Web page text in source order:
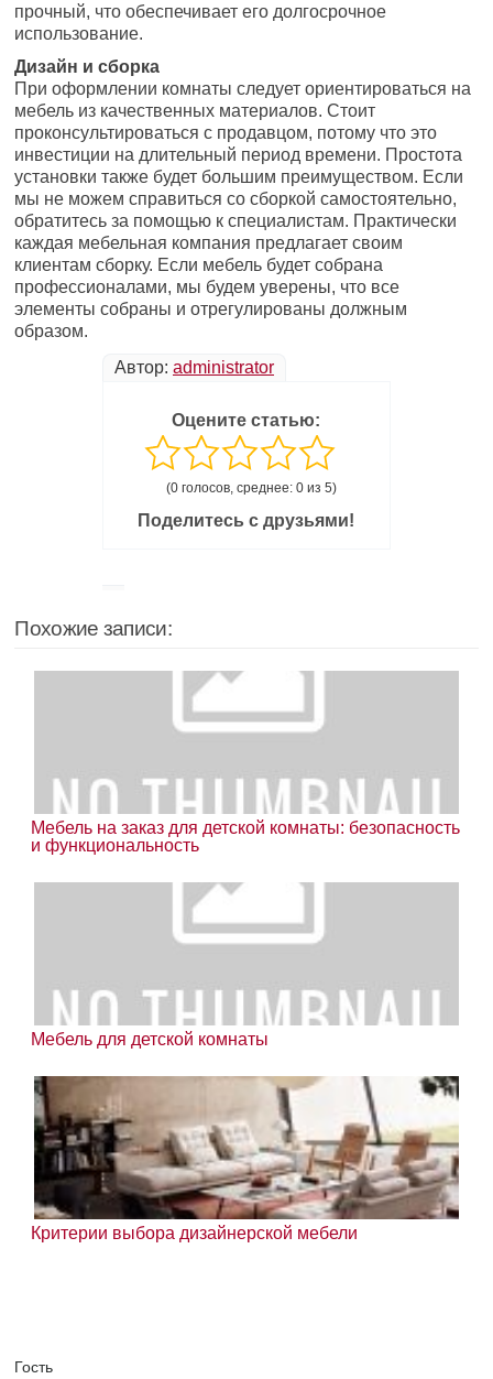
прочный, что обеспечивает его долгосрочное
использование.
Дизайн и сборка
При оформлении комнаты следует ориентироваться на
мебель из качественных материалов. Стоит
проконсультироваться с продавцом, потому что это
инвестиции на длительный период времени. Простота
установки также будет большим преимуществом. Если
мы не можем справиться со сборкой самостоятельно,
обратитесь за помощью к специалистам. Практически
каждая мебельная компания предлагает своим
клиентам сборку. Если мебель будет собрана
профессионалами, мы будем уверены, что все
элементы собраны и отрегулированы должным
образом.
Автор: administrator
Оцените статью:
(0 голосов, среднее: 0 из 5)
Поделитесь с друзьями!
Похожие записи:
Мебель на заказ для детской комнаты: безопасность
и функциональность
Мебель для детской комнаты
Критерии выбора дизайнерской мебели
Гость